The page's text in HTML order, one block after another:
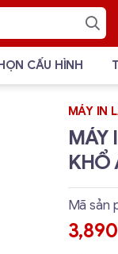
CẤU HÌNH
MÁY IN
MÁY
KHỔ
Mã sản